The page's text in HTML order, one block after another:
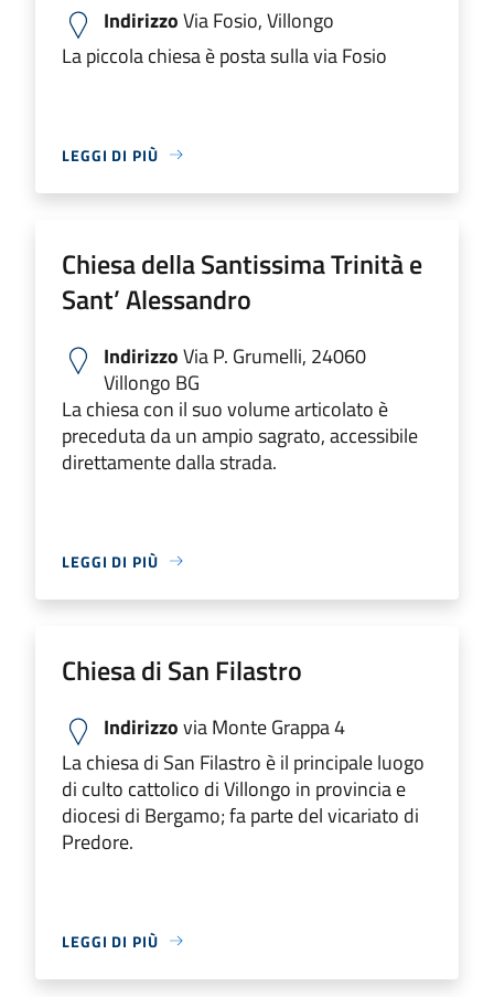
IndirizzoVia Fosio, Villongo
La piccola chiesa è posta sulla via Fosio
LEGGI DI PIÙ
Chiesa della Santissima Trinità e
Sant’ Alessandro
IndirizzoVia P. Grumelli, 24060
Villongo BG
La chiesa con il suo volume articolato è
preceduta da un ampio sagrato, accessibile
direttamente dalla strada.
LEGGI DI PIÙ
Chiesa di San Filastro
Indirizzovia Monte Grappa 4
La chiesa di San Filastro è il principale luogo
di culto cattolico di Villongo in provincia e
diocesi di Bergamo; fa parte del vicariato di
Predore.
LEGGI DI PIÙ